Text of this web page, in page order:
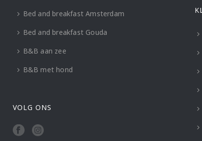
Bed and breakfast Amsterdam
Bed and breakfast Gouda
B&B aan zee
B&B met hond
VOLG ONS